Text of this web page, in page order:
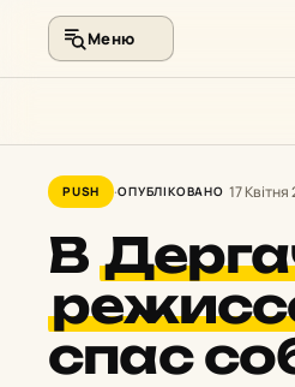
контенту
Меню
PUSH ОПУБЛІКОВАНО 17
В
спас